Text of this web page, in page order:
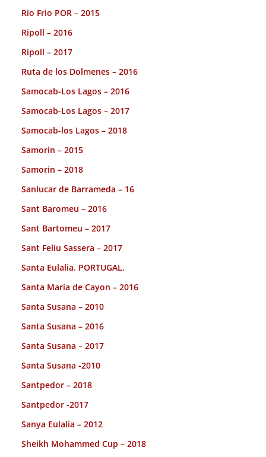
Rio Frio POR – 2015
Ripoll – 2016
Ripoll – 2017
Ruta de los Dolmenes – 2016
Samocab-Los Lagos – 2016
Samocab-Los Lagos – 2017
Samocab-los Lagos – 2018
Samorin – 2015
Samorin – 2018
Sanlucar de Barrameda – 16
Sant Baromeu – 2016
Sant Bartomeu – 2017
Sant Feliu Sassera – 2017
Santa Eulalia. PORTUGAL.
Santa María de Cayon – 2016
Santa Susana – 2010
Santa Susana – 2016
Santa Susana – 2017
Santa Susana -2010
Santpedor – 2018
Santpedor -2017
Sanya Eulalia – 2012
Sheikh Mohammed Cup – 2018